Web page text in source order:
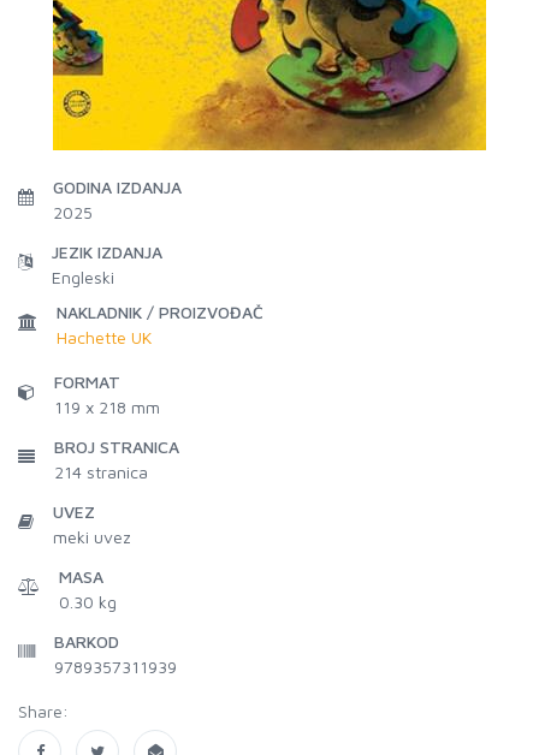
GODINA IZDANJA
2025
JEZIK IZDANJA
Engleski
NAKLADNIK / PROIZVOĐAČ
Hachette UK
FORMAT
119 x 218 mm
BROJ STRANICA
214 stranica
UVEZ
meki uvez
MASA
0.30 kg
BARKOD
9789357311939
Share: